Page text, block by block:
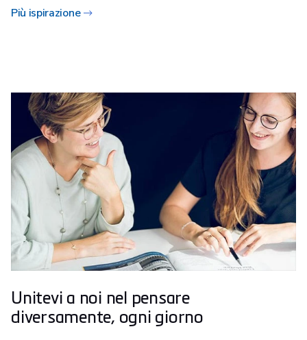
Più ispirazione
Unitevi a noi nel pensare
diversamente, ogni giorno